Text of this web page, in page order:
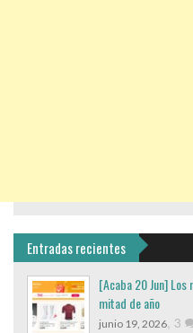
Entradas recientes
[Acaba 20 Jun] Los
mitad de año
junio 19, 2026, 3